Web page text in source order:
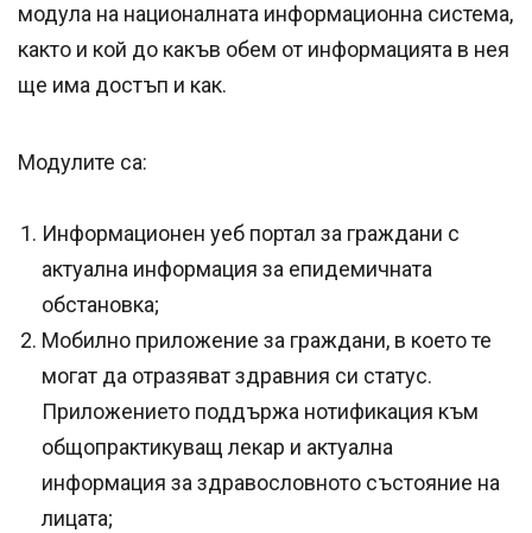
модула на националната информационна система,
както и кой до какъв обем от информацията в нея
ще има достъп и как.
Модулите са:
Информационен уеб портал за граждани с
актуална информация за епидемичната
обстановка;
Мобилно приложение за граждани, в което те
могат да отразяват здравния си статус.
Приложението поддържа нотификация към
общопрактикуващ лекар и актуална
информация за здравословното състояние на
лицата;